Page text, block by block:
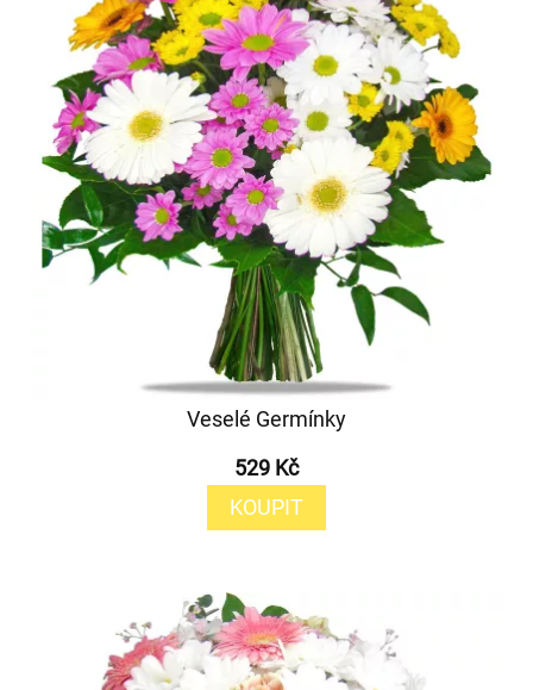
Veselé Germínky
529 Kč
KOUPIT